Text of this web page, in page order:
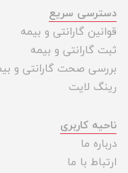
دسترسی سریع
قوانین گارانتی و بیمه
ثبت گارانتی و بیمه
بررسی صحت گارانتی و
رینگ لایت
ناحیه کاربری
درباره ما
ارتباط با ما